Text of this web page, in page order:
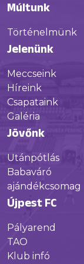
Múltunk
Történelmünk
Jelenünk
Meccseink
Híreink
Csapataink
Galéria
Jövőnk
Utánpótlás
Babaváró
ajándékcsomag
Újpest FC
Pályarend
TAO
Klub infó